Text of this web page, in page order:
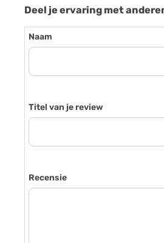
Deel je ervaring met
Naam
Titel van je review
Recensie